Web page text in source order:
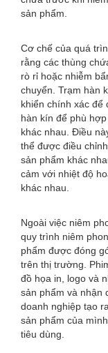
sản phẩm.
Cơ chế của quá
rằng các thùng
rò rỉ hoặc nhiễm
chuyển. Trạm hàn
khiển chính xác để
hàn kín để phù
khác nhau. Điều
thể được điều
sản phẩm khác
cảm với nhiệt độ
khác nhau.
Ngoài việc niêm
quy trình niêm
phẩm được đóng
trên thị trường.
đồ họa in, logo và
sản phẩm và nhận
doanh nghiệp tạo
sản phẩm của
tiêu dùng.